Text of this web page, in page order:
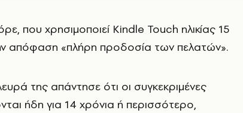
που χρησιμοποιεί Kindle Touch ηλικίας 15
απόφαση «πλήρη προδοσία των πελατών».
της απάντησε ότι οι συγκεκριμένες
ήδη για 14 χρόνια ή περισσότερο,